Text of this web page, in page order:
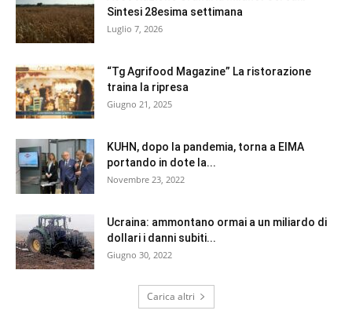
Sintesi 28esima settimana
Luglio 7, 2026
“Tg Agrifood Magazine” La ristorazione
traina la ripresa
Giugno 21, 2025
KUHN, dopo la pandemia, torna a EIMA
portando in dote la...
Novembre 23, 2022
Ucraina: ammontano ormai a un miliardo di
dollari i danni subiti...
Giugno 30, 2022
Carica altri